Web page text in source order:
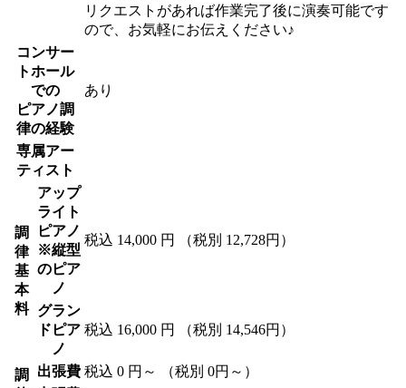
リクエストがあれば作業完了後に演奏可能です
ので、お気軽にお伝えください♪
コンサー
トホール
での
ピアノ調
律の経験
あり
専属アー
ティスト
調
律
基
本
料
アップ
ライト
ピアノ
※縦型
のピア
ノ
税込 14,000 円 （税別 12,728円）
グラン
ドピア
ノ
税込 16,000 円 （税別 14,546円）
調
出張費 税込 0 円～
（税別 0円～）